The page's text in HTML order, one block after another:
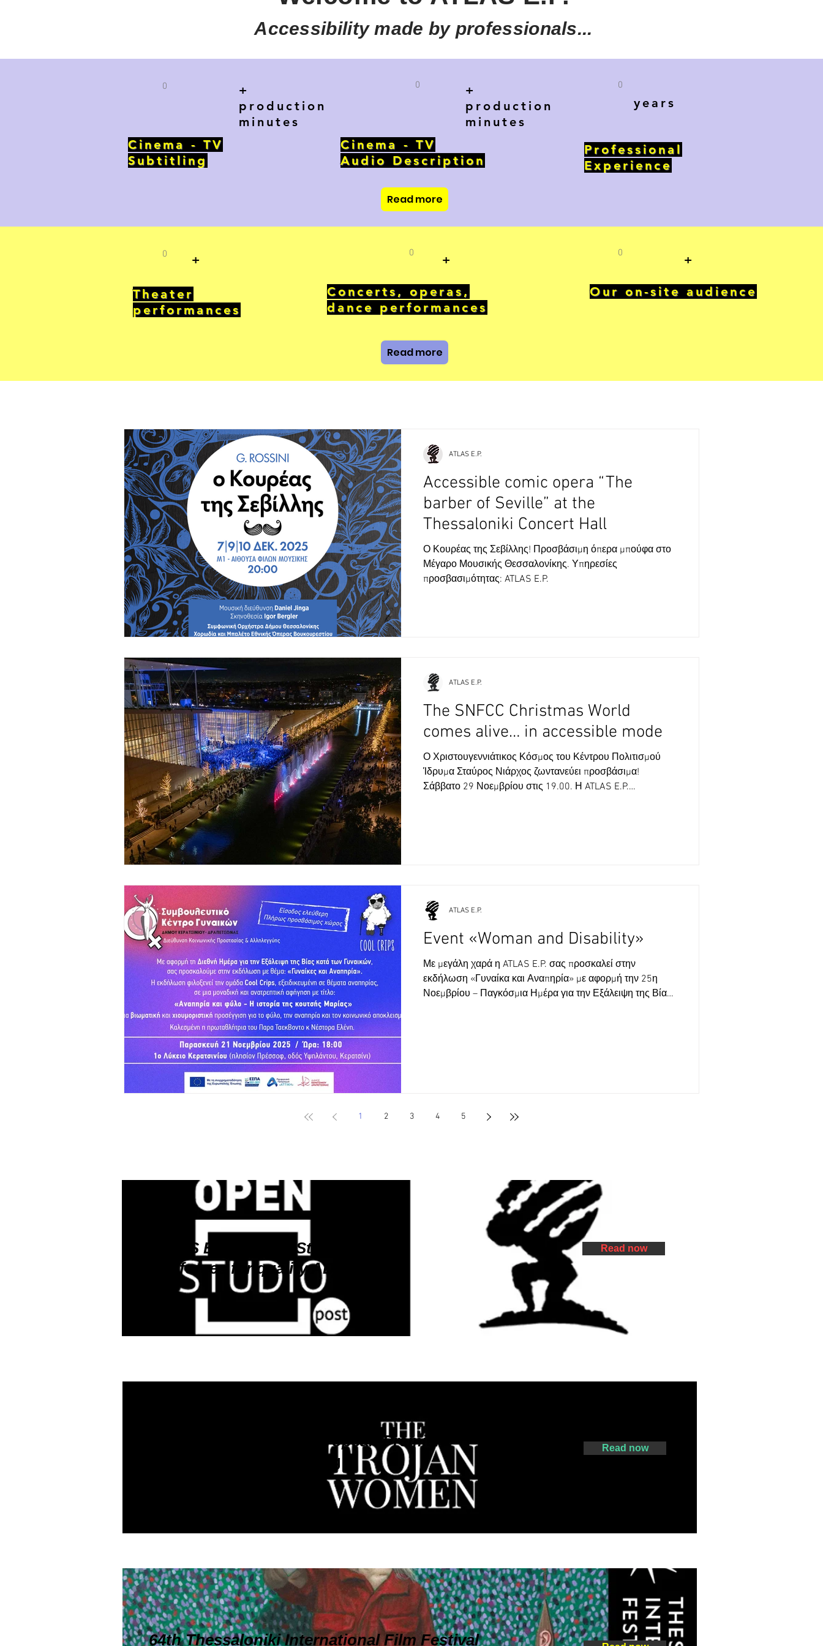
Accessibility made by professionals...
0
+
production
minutes
0
+
production
minutes
0
years
Cinema - TV
Subtitling
Cinema - TV
Audio Description
Professional
Experience
Read more
0 +
Theater
performances
0 +
Concerts, operas,
dance performances
0 +
Our on-site audience
Read more
Accessible comic opera “The
barber of Seville” at the
Thessaloniki Concert Hall
Ο Κουρέας της Σεβίλλης! Προσβάσιμη όπερα μπούφα στο
Μέγαρο Μουσικής Θεσσαλονίκης. Υπηρεσίες
προσβασιμότητας: ATLAS E.P.
ATLAS E.P.
The SNFCC Christmas World
comes alive… in accessible mode
Ο Χριστουγεννιάτικος Κόσμος του Κέντρου Πολιτισμού
Ίδρυμα Σταύρος Νιάρχος ζωντανεύει προσβάσιμα!
Σάββατο 29 Νοεμβρίου στις 19.00. Η ATLAS E.P.
ATLAS E.P.
Event «Woman and Disability»
Με μεγάλη χαρά η ATLAS E.P. σας προσκαλεί στην
εκδήλωση «Γυναίκα και Αναπηρία» με αφορμή την 25η
Νοεμβρίου – Παγκόσμια Ημέρα για την Εξάλειψη της Βίας
ATLAS E.P.
1 2 3 4 5
ATLAS E.P. & Open Studio Post
join forces for quality AD
Read now
The Trojan Women - European Premiere
Accessible film screening
Read now
64th Thessaloniki International Film Festival